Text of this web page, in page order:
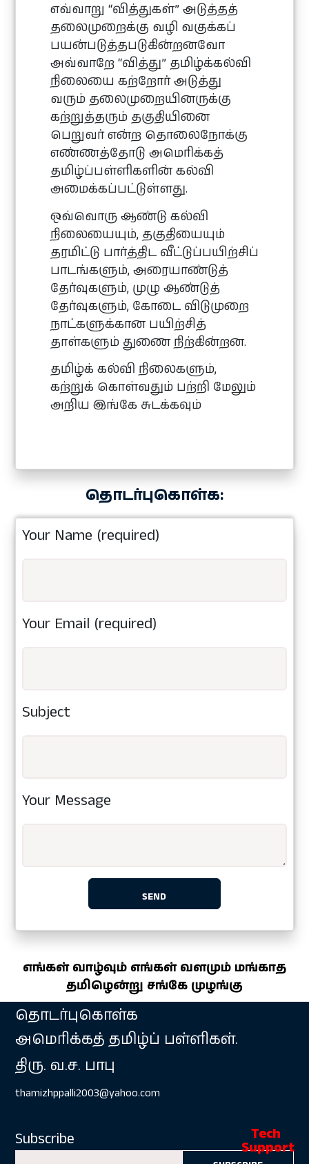
எவ்வாறு “வித்துகள்” அடுத்தத்
தலைமுறைக்கு வழி வகுக்கப்
பயன்படுத்தபடுகின்றனவோ
அவ்வாறே “வித்து” தமிழ்க்கல்வி
நிலையை கற்றோர் அடுத்து
வரும் தலைமுறையினருக்கு
கற்றுத்தரும் தகுதியினை
பெறுவர் என்ற தொலைநோக்கு
எண்ணத்தோடு அமெரிக்கத்
தமிழ்ப்பள்ளிகளின் கல்வி
அமைக்கப்பட்டுள்ளது.
ஒவ்வொரு ஆண்டு கல்வி
நிலையையும், தகுதியையும்
தரமிட்டு பார்த்திட வீட்டுப்பயிற்சிப்
பாடங்களும், அரையாண்டுத்
தேர்வுகளும், முழு ஆண்டுத்
தேர்வுகளும், கோடை விடுமுறை
நாட்களுக்கான பயிற்சித்
தாள்களும் துணை நிற்கின்றன.
தமிழ்க் கல்வி நிலைகளும்,
கற்றுக் கொள்வதும் பற்றி மேலும்
அறிய இங்கே சுடக்கவும்
தொடர்புகொள்க:
Your Name (required)
Your Email (required)
Subject
Your Message
எங்கள் வாழ்வும் எங்கள் வளமும் மங்காத
தமிழென்று சங்கே முழங்கு
தொடர்புகொள்க
அமெரிக்கத் தமிழ்ப் பள்ளிகள்.
திரு. வ.ச. பாபு
thamizhppalli2003@yahoo.com
Subscribe